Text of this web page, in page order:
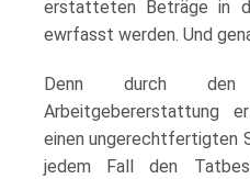
erstatteten Beträge in
ewrfasst werden. Und
Denn durch den
Arbeitgebererstattung
einen ungerechtfertigten
jedem Fall den